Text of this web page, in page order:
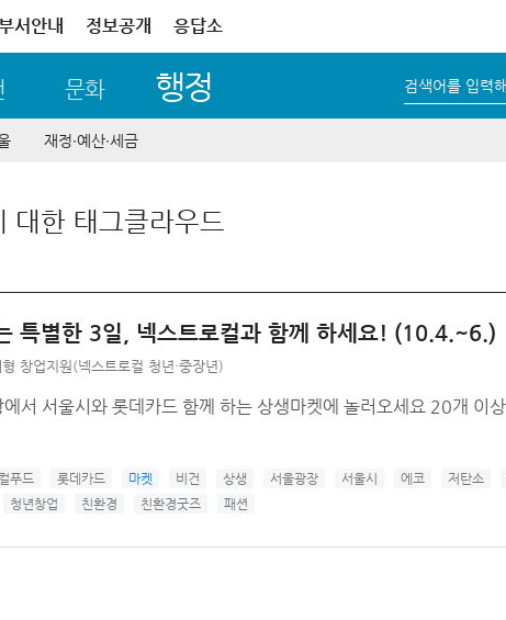
서안내 정보공개 응답소
문화 행정 검색어를 입력
재정∙예산∙세금
대한 태그클라우드
특별한 3일, 넥스트로컬과 함께 하세요! (10.4.~6.)
창업지원(넥스트로컬 청년·중장년)
서 서울시와 롯데카드 함께 하는 상생마켓에 놀러오세요 20개 이
푸드 롯데카드 마켓 비건 상생 서울광장 서울시 에코 저탄소
청년창업 친환경 친환경굿즈 패션